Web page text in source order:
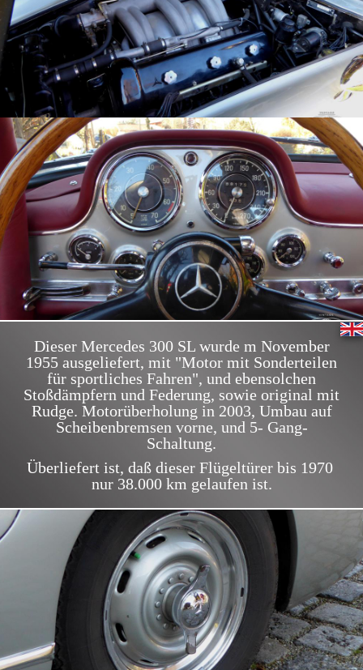
Dieser Mercedes 300 SL wurde m November
1955 ausgeliefert, mit "Motor mit Sonderteilen
für sportliches Fahren", und ebensolchen
Stoßdämpfern und Federung, sowie original mit
Rudge. Motorüberholung in 2003, Umbau auf
Scheibenbremsen vorne, und 5- Gang-
Schaltung.
Überliefert ist, daß dieser Flügeltürer bis 1970
nur 38.000 km gelaufen ist.